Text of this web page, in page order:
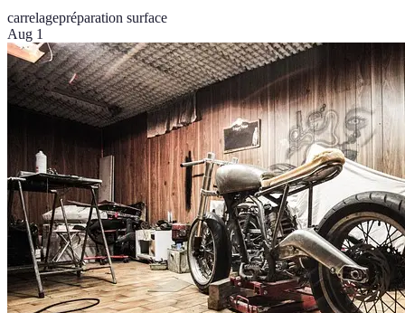
carrelagepréparation surface
Aug 1